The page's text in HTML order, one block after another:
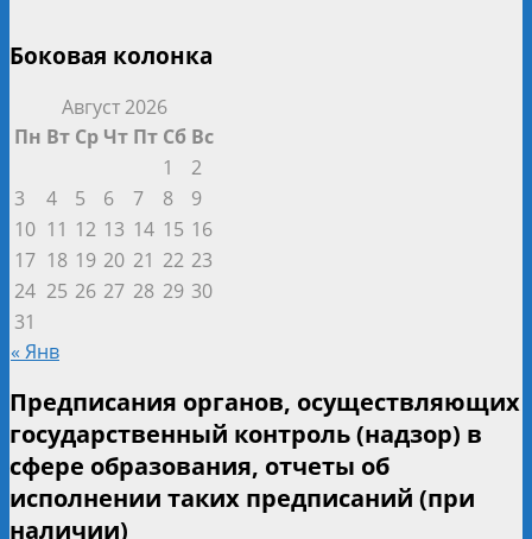
Боковая колонка
Август 2026
Пн Вт Ср Чт Пт Сб Вс
1
2
3
4 5 6 7 8
9
10 11 12 13 14 15 16
17 18 19 20 21 22 23
24 25 26 27 28 29 30
31
« Янв
Предписания органов, осуществляющих
государственный контроль (надзор) в
сфере образования, отчеты об
исполнении таких предписаний (при
наличии)